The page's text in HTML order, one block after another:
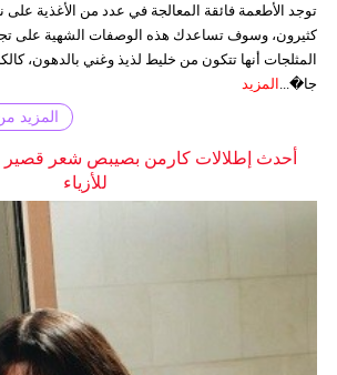
توجد الأطعمة فائقة المعالجة في عدد من الأغذية
كثيرون، وسوف تساعدك هذه الوصفات الشهية على
المثلجات أنها تتكون من خليط لذيذ وغني بالدهون،
جا�...
المزيد
المزيد
أحدث إطلالات كارمن بصيبص شعر قصير
للأزياء